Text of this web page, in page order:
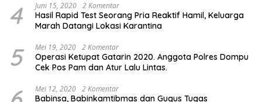
4 Juni 15, 2020 2 Komentar
Hasil Rapid Test Seorang Pria Reaktif Hamil, Keluarga
Marah Datangi Lokasi Karantina
5 Mei 19, 2020 2 Komentar
Operasi Ketupat Gatarin 2020. Anggota Polres Dompu
Cek Pos Pam dan Atur Lalu Lintas.
Mei 12, 2020 2 Komentar
Babinsa, Babinkamtibmas dan Gugus Tugas